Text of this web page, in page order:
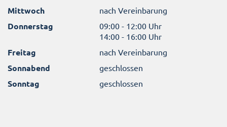
Mittwoch nach Vereinbarung
Donnerstag
09:00 - 12:00 Uhr
14:00 - 16:00 Uhr
Freitag nach Vereinbarung
Sonnabend geschlossen
Sonntag geschlossen